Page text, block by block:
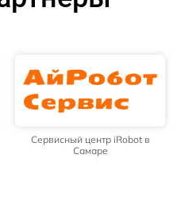
Сервисный центр iRobot в
Самаре